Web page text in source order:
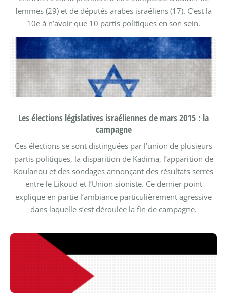
femmes (29) et de députés arabes israéliens (17). C’est la
10e à n’avoir que 10 partis politiques en son sein.
Les élections législatives israéliennes de mars 2015 : la
campagne
Ces élections se sont distinguées par l’union de plusieurs
partis politiques, la disparition de Kadima, l’apparition de
Koulanou et des sondages annonçant des résultats serrés
entre le Likoud et l’Union sioniste. Ce dernier point
explique en partie l’ambiance particulièrement agressive
dans laquelle s’est déroulée la fin de campagne.